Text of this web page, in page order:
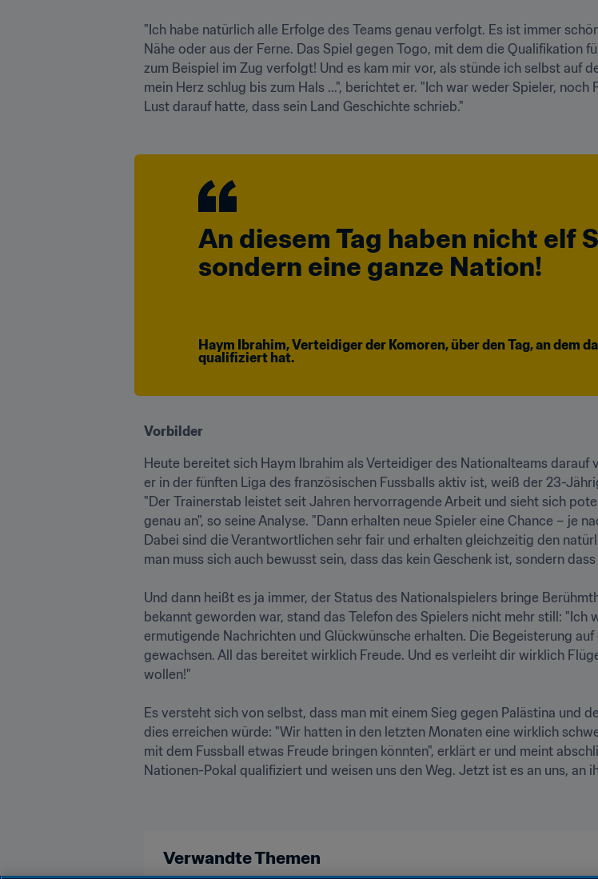
"Ich habe natürlich alle Erfolge des Teams genau verfolgt. Es ist immer
Nähe oder aus der Ferne. Das Spiel gegen Togo, mit dem die Qualifikation
zum Beispiel im Zug verfolgt! Und es kam mir vor, als stünde ich selbst auf
mein Herz schlug bis zum Hals ...", berichtet er. "Ich war weder Spieler,
Lust darauf hatte, dass sein Land Geschichte schrieb."
An diesem Tag haben nicht elf
sondern eine ganze Nation!
Haym Ibrahim, Verteidiger der Komoren, über den Tag, an dem
qualifiziert hat.
Vorbilder
Heute bereitet sich Haym Ibrahim als Verteidiger des Nationalteams
er in der fünften Liga des französischen Fussballs aktiv ist, weiß der 23-
"Der Trainerstab leistet seit Jahren hervorragende Arbeit und sieht sich
genau an", so seine Analyse. "Dann erhalten neue Spieler eine Chance – je
Dabei sind die Verantwortlichen sehr fair und erhalten gleichzeitig den
man muss sich auch bewusst sein, dass das kein Geschenk ist, sondern
Und dann heißt es ja immer, der Status des Nationalspielers bringe
bekannt geworden war, stand das Telefon des Spielers nicht mehr still:
ermutigende Nachrichten und Glückwünsche erhalten. Die Begeisterung
gewachsen. All das bereitet wirklich Freude. Und es verleiht dir wirklich
wollen!"
Es versteht sich von selbst, dass man mit einem Sieg gegen Palästina und
dies erreichen würde: "Wir hatten in den letzten Monaten eine wirklich
mit dem Fussball etwas Freude bringen könnten", erklärt er und meint
Nationen-Pokal qualifiziert und weisen uns den Weg. Jetzt ist es an uns, an
Verwandte Themen